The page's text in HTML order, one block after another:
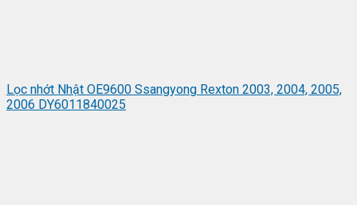
Lọc nhớt Nhật OE9600 Ssangyong Rexton 2003, 2004, 2005,
2006 DY6011840025